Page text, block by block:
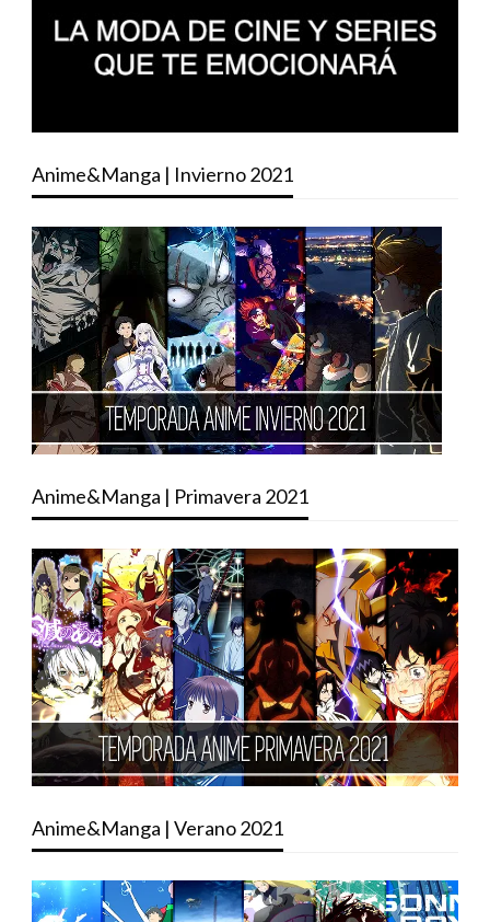
Anime&Manga | Invierno 2021
Anime&Manga | Primavera 2021
Anime&Manga | Verano 2021